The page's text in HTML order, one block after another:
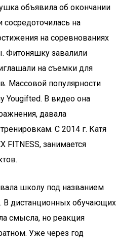
объявила об окончании
на
на соревнованиях
Фитоняшку завалили
на съемки для
Массовой популярности
Yougifted. В видео она
давала
С 2014 г. Катя
FITNESS, занимается
школу под названием
В дистанционных обучающих
смысла, но реакция
Уже через год